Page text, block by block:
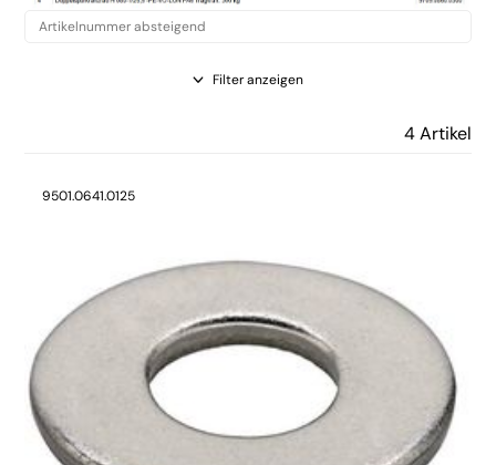
Filter anzeigen
4 Artikel
9501.0641.0125